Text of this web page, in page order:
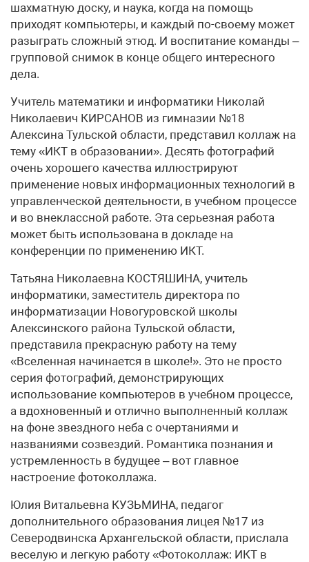
шахматную доску, и наука, когда на помощь
приходят компьютеры, и каждый по-своему может
разыграть сложный этюд. И воспитание команды –
групповой снимок в конце общего интересного
дела.
Учитель математики и информатики Николай
Николаевич КИРСАНОВ из гимназии №18
Алексина Тульской области, представил коллаж на
тему «ИКТ в образовании». Десять фотографий
очень хорошего качества иллюстрируют
применение новых информационных технологий в
управленческой деятельности, в учебном процессе
и во внеклассной работе. Эта серьезная работа
может быть использована в докладе на
конференции по применению ИКТ.
Татьяна Николаевна КОСТЯШИНА, учитель
информатики, заместитель директора по
информатизации Новогуровской школы
Алексинского района Тульской области,
представила прекрасную работу на тему
«Вселенная начинается в школе!». Это не просто
серия фотографий, демонстрирующих
использование компьютеров в учебном процессе,
а вдохновенный и отлично выполненный коллаж
на фоне звездного неба с очертаниями и
названиями созвездий. Романтика познания и
устремленность в будущее – вот главное
настроение фотоколлажа.
Юлия Витальевна КУЗЬМИНА, педагог
дополнительного образования лицея №17 из
Северодвинска Архангельской области, прислала
веселую и легкую работу «Фотоколлаж: ИКТ в